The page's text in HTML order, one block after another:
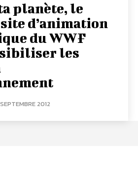
planète, le
d’animation
du WWF
les
2012